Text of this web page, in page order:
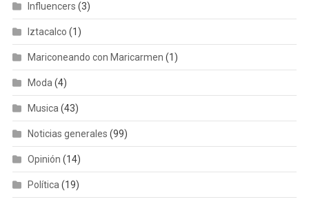
Influencers (3)
Iztacalco (1)
Mariconeando con Maricarmen (1)
Moda(4)
Musica(43)
Noticias generales (99)
Opinión (14)
Política(19)